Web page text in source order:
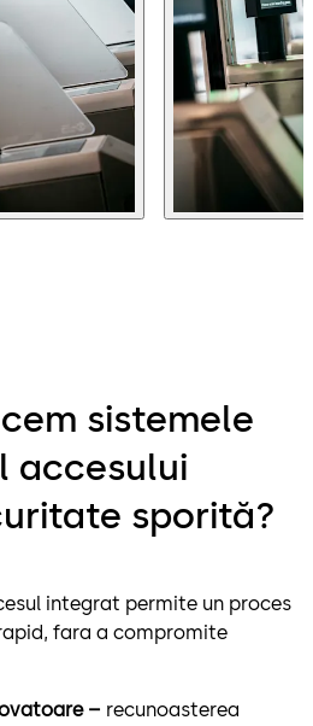
sistemele
accesului
sporită?
integrat permite un proces
fara a compromite
– recunoasterea